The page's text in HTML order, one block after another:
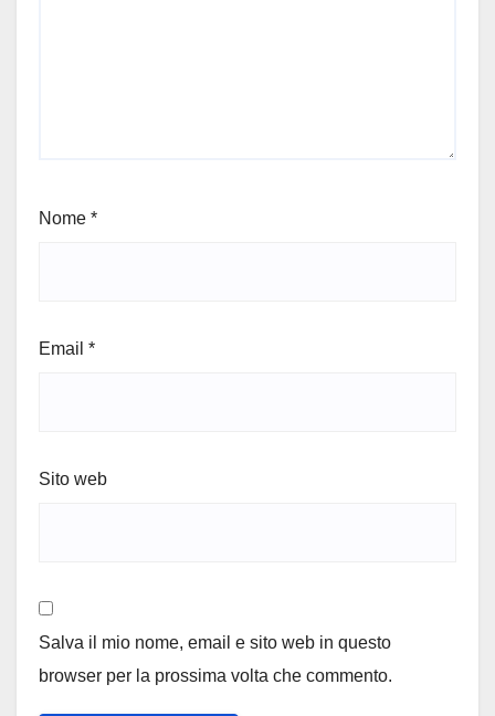
Nome *
Email *
Sito web
Salva il mio nome, email e sito web in questo
browser per la prossima volta che commento.